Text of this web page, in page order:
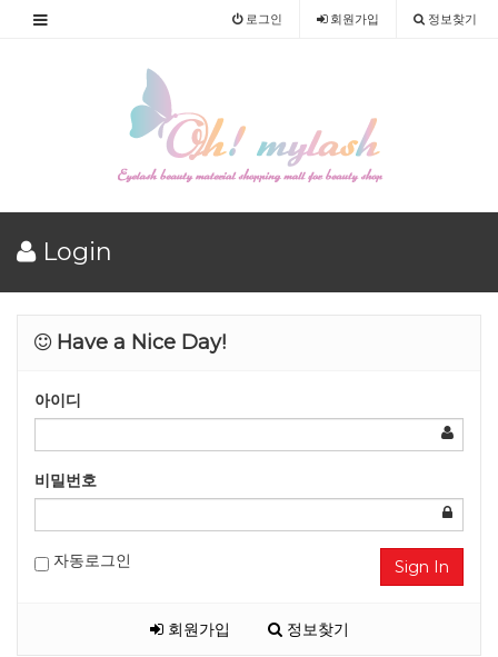
로그인 회원가입 정보찾기
Login
Have a Nice Day!
아이디
비밀번호
자동로그인 Sign In
회원가입 정보찾기